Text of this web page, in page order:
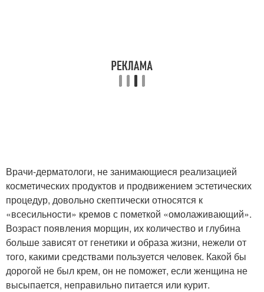
Врачи-дерматологи, не занимающиеся реализацией
косметических продуктов и продвижением эстетических
процедур, довольно скептически относятся к
«всесильности» кремов с пометкой «омолаживающий».
Возраст появления морщин, их количество и глубина
больше зависят от генетики и образа жизни, нежели от
того, какими средствами пользуется человек. Какой бы
дорогой не был крем, он не поможет, если женщина не
высыпается, неправильно питается или курит.